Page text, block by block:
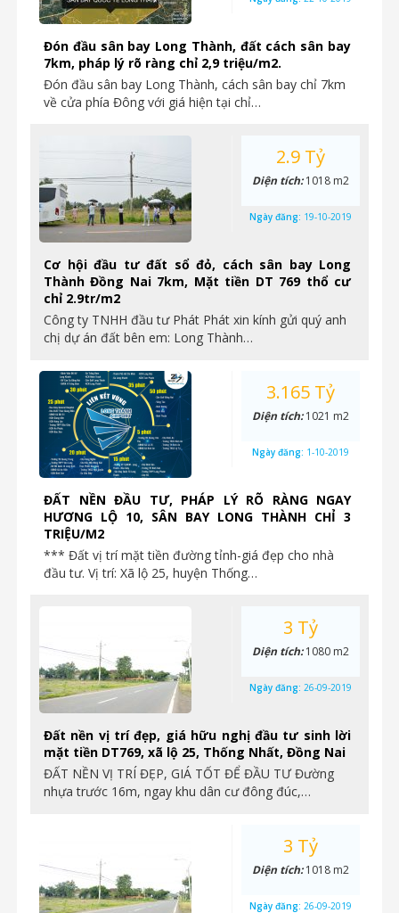
Đón đầu sân bay Long Thành, đất cách sân bay
7km, pháp lý rõ ràng chỉ 2,9 triệu/m2.
Đón đầu sân bay Long Thành, cách sân bay chỉ 7km
về cửa phía Đông với giá hiện tại chỉ…
Cơ hội đầu tư đất sổ đỏ, cách sân bay Long
Thành Đồng Nai 7km, Mặt tiền DT 769 thổ cư
chỉ 2.9tr/m2
Công ty TNHH đầu tư Phát Phát xin kính gửi quý anh
chị dự án đất bên em: Long Thành…
2.9 Tỷ
Diện tích:1018 m2
Ngày đăng: 19-10-2019
ĐẤT NỀN ĐẦU TƯ, PHÁP LÝ RÕ RÀNG NGAY
HƯƠNG LỘ 10, SÂN BAY LONG THÀNH CHỈ 3
TRIỆU/M2
*** Đất vị trí mặt tiền đường tỉnh-giá đẹp cho nhà
đầu tư. Vị trí: Xã lộ 25, huyện Thống…
3.165 Tỷ
Diện tích:1021 m2
Ngày đăng: 1-10-2019
Đất nền vị trí đẹp, giá hữu nghị đầu tư sinh lời
mặt tiền DT769, xã lộ 25, Thống Nhất, Đồng Nai
ĐẤT NỀN VỊ TRÍ ĐẸP, GIÁ TỐT ĐỂ ĐẦU TƯ Đường
nhựa trước 16m, ngay khu dân cư đông đúc,…
3 Tỷ
Diện tích:1080 m2
Ngày đăng: 26-09-2019
3 Tỷ
Diện tích:1018 m2
Ngày đăng: 26-09-2019